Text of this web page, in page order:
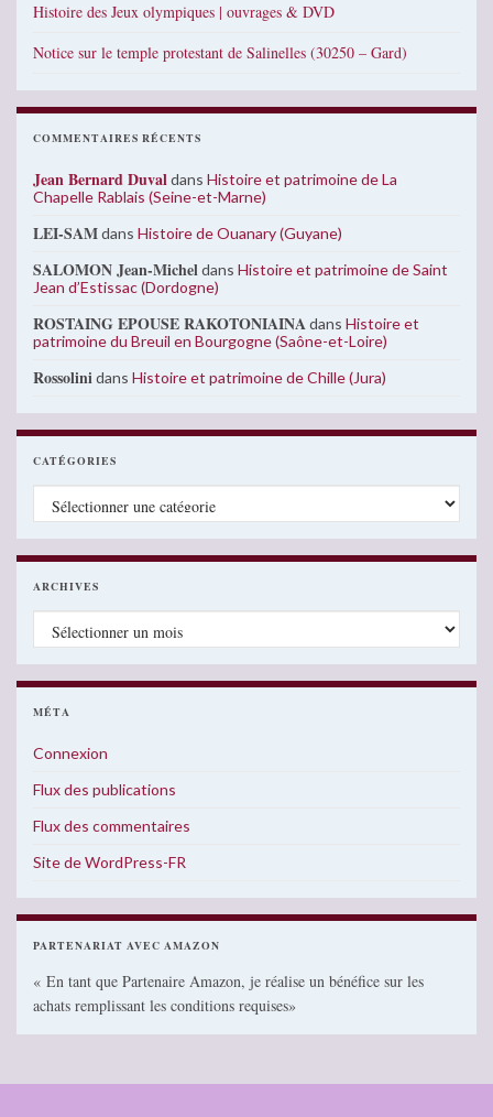
Histoire des Jeux olympiques | ouvrages & DVD
Notice sur le temple protestant de Salinelles (30250 – Gard)
COMMENTAIRES RÉCENTS
Jean Bernard Duvaldans Histoire et patrimoine de La
Chapelle Rablais (Seine-et-Marne)
LEI-SAMdans Histoire de Ouanary (Guyane)
SALOMON Jean-Micheldans Histoire et patrimoine de Saint
Jean d’Estissac (Dordogne)
ROSTAING EPOUSE RAKOTONIAINAdans Histoire et
patrimoine du Breuil en Bourgogne (Saône-et-Loire)
Rossolinidans Histoire et patrimoine de Chille (Jura)
CATÉGORIES
Catégories
ARCHIVES
Archives
MÉTA
Connexion
Flux des publications
Flux des commentaires
Site de WordPress-FR
PARTENARIAT AVEC AMAZON
« En tant que Partenaire Amazon, je réalise un bénéfice sur les
achats remplissant les conditions requises»